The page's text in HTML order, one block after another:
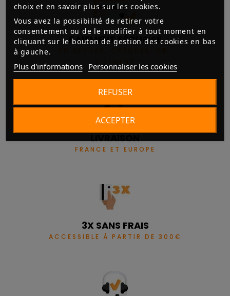
choix et en savoir plus sur les cookies.
Vous avez la possibilité de retirer votre
consentement ou de le modifier à tout moment en
cliquant sur le bouton de gestion des cookies en bas
à gauche.
Plus d'informations Personnaliser les cookies
REFUSER
ACCEPTER
PAIEMENT SÉCURISÉ
VIREMENT
LIVRAISON
FRANCE ET EUROPE
3X SANS FRAIS
ACCESSIBLE À PARTIR DE 300€